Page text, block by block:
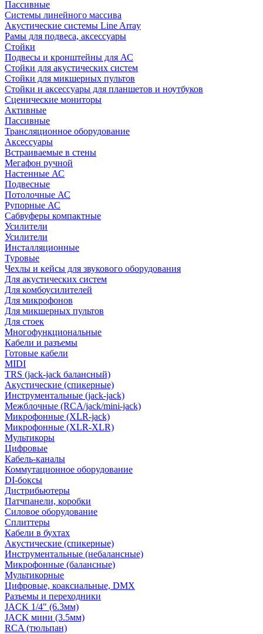
Пассивные
Системы линейного массива
Акустические системы Line Array
Рамы для подвеса, аксессуары
Стойки
Подвесы и кронштейны для АС
Стойки для акустических систем
Стойки для микшерных пультов
Стойки и аксессуары для планшетов и ноутбуков
Сценические мониторы
Активные
Пассивные
Трансляционное оборудование
Аксессуары
Встраиваемые в стены
Мегафон ручной
Настенные АС
Подвесные
Потолочные АС
Рупорные АС
Сабвуферы компактные
Усилители
Усилители
Инсталляционные
Туровые
Чехлы и кейсы для звукового оборудования
Для акустических систем
Для комбоусилителей
Для микрофонов
Для микшерных пультов
Для стоек
Многофункциональные
Кабели и разъемы
Готовые кабели
MIDI
TRS (jack-jack балансный)
Акустические (спикерные)
Инструментальные (jack-jack)
Межблочные (RCA/jack/mini-jack)
Микрофонные (XLR-jack)
Микрофонные (XLR-XLR)
Мультикоры
Цифровые
Кабель-каналы
Коммутационное оборудование
DI-боксы
Дистрибьютеры
Патчпанели, коробки
Силовое оборудование
Сплиттеры
Кабели в бухтах
Акустические (спикерные)
Инструментальные (небалансные)
Микрофонные (балансные)
Мультикорные
Цифровые, коаксиальные, DMX
Разъемы и переходники
JACK 1/4" (6.3мм)
JACK мини (3.5мм)
RCA (тюльпан)